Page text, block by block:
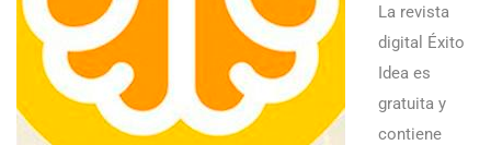
La revista
digital Éxito
Idea es
gratuita y
contiene